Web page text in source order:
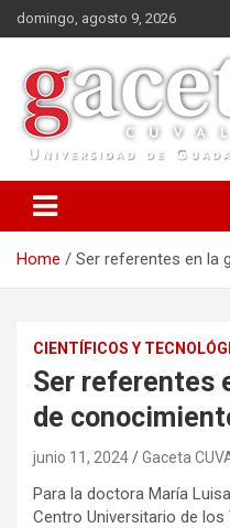
k
t
domingo, agosto 9, 2026
Home Ser referentes en la
CIENTÍFICOS Y
Ser referentes
de
junio 11, 2024 Gaceta
Para la doctora María
Centro Universitario de los